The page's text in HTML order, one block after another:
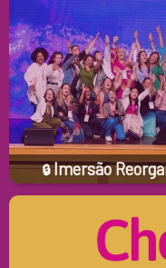
🔒Imersão